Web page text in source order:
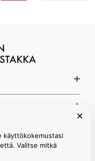
×
käyttökokemustasi
Valitse mitkä